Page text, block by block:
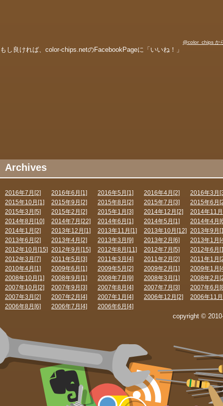
もし良ければ、color-chips.netのFacebookPageに「いいね！」
@color_chips か
Archives
2016年7月[2] 2016年6月[1] 2016年5月[1] 2016年4月[2]
2016年3月
2015年10月[1]
2015年9月[2] 2015年8月[2] 2015年7月[3]
2015年6月
2015年3月[5]
2015年2月[2] 2015年1月[3] 2014年12月[2]
2014年11
2014年8月[10]
2014年7月[22] 2014年6月[1] 2014年5月[1]
2014年4月
2014年1月[2]
2013年12月[1] 2013年11月[1] 2013年10月[12] 2013年9月
2013年6月[2]
2013年4月[2] 2013年3月[9] 2013年2月[6]
2013年1月
2012年10月[15] 2012年9月[15] 2012年8月[11] 2012年7月[5]
2012年6月
2012年3月[7]
2011年5月[3] 2011年3月[4] 2011年2月[2]
2011年1月
2010年4月[1]
2009年6月[1] 2009年5月[2] 2009年2月[1]
2009年1月
2008年10月[1]
2008年9月[1] 2008年7月[9] 2008年3月[1]
2008年2月
2007年10月[2]
2007年9月[3] 2007年8月[4] 2007年7月[3]
2007年6月
2007年3月[2]
2007年2月[4] 2007年1月[4] 2006年12月[2]
2006年11
2006年8月[6]
2006年7月[4]
2006年6月[4]
copyright ©